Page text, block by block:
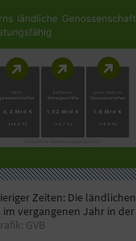
Zeiten: Die
im vergangenen Jahr in
GVB